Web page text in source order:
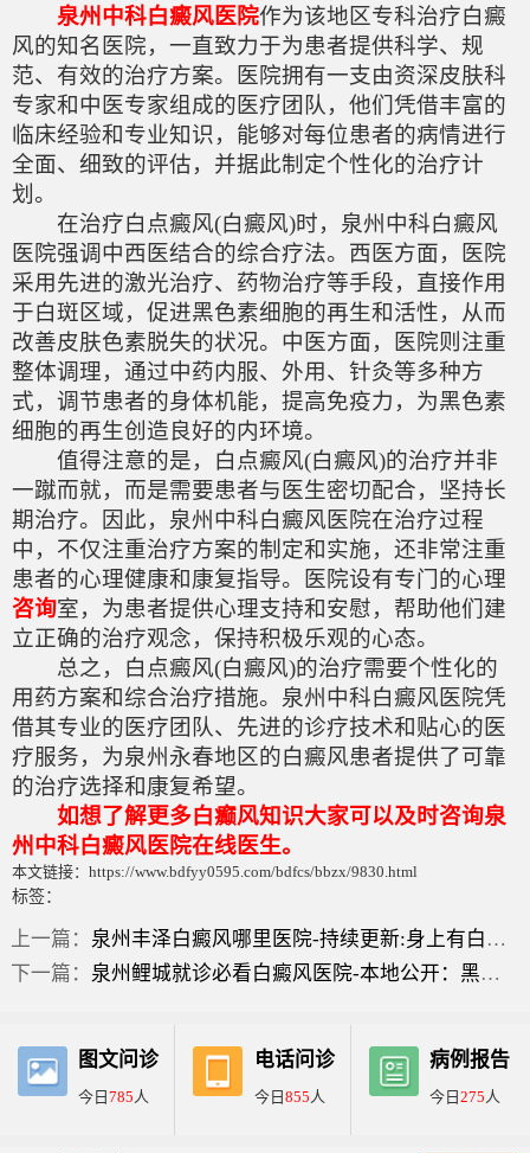
泉州中科白癜风医院作为该地区专科治疗白癜
风的知名医院，一直致力于为患者提供科学、规
范、有效的治疗方案。医院拥有一支由资深皮肤科
专家和中医专家组成的医疗团队，他们凭借丰富的
临床经验和专业知识，能够对每位患者的病情进行
全面、细致的评估，并据此制定个性化的治疗计
划。
在治疗白点癜风(白癜风)时，泉州中科白癜风
医院强调中西医结合的综合疗法。西医方面，医院
采用先进的激光治疗、药物治疗等手段，直接作用
于白斑区域，促进黑色素细胞的再生和活性，从而
改善皮肤色素脱失的状况。中医方面，医院则注重
整体调理，通过中药内服、外用、针灸等多种方
式，调节患者的身体机能，提高免疫力，为黑色素
细胞的再生创造良好的内环境。
值得注意的是，白点癜风(白癜风)的治疗并非
一蹴而就，而是需要患者与医生密切配合，坚持长
期治疗。因此，泉州中科白癜风医院在治疗过程
中，不仅注重治疗方案的制定和实施，还非常注重
患者的心理健康和康复指导。医院设有专门的心理
咨询室，为患者提供心理支持和安慰，帮助他们建
立正确的治疗观念，保持积极乐观的心态。
总之，白点癜风(白癜风)的治疗需要个性化的
用药方案和综合治疗措施。泉州中科白癜风医院凭
借其专业的医疗团队、先进的诊疗技术和贴心的医
疗服务，为泉州永春地区的白癜风患者提供了可靠
的治疗选择和康复希望。
如想了解更多白癫风知识大家可以及时咨询泉
州中科白癜风医院在线医生。
本文链接：https://www.bdfyy0595.com/bdfcs/bbzx/9830.html
标签：
上一篇： 泉州丰泽白癜风哪里医院-持续更新:身上有白色的小块像被咬了一样？
下一篇： 泉州鲤城就诊必看白癜风医院-本地公开：黑色素水果指哪些？
图文问诊
今日785人
电话问诊
今日 855人
病例报告
今日275人